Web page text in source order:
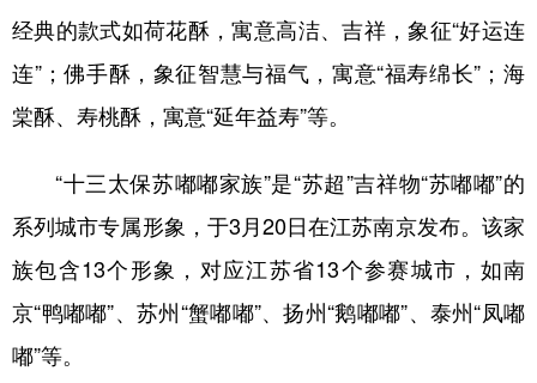
经典的款式如荷花酥，寓意高洁、吉祥，象征“好运连
连”；佛手酥，象征智慧与福气，寓意“福寿绵长”；海
棠酥、寿桃酥，寓意“延年益寿”等。
“十三太保苏嘟嘟家族”是“苏超”吉祥物“苏嘟嘟”的
系列城市专属形象，于3月20日在江苏南京发布。该家
族包含13个形象，对应江苏省13个参赛城市，如南
京“鸭嘟嘟”、苏州“蟹嘟嘟”、扬州“鹅嘟嘟”、泰州“凤嘟
嘟”等。